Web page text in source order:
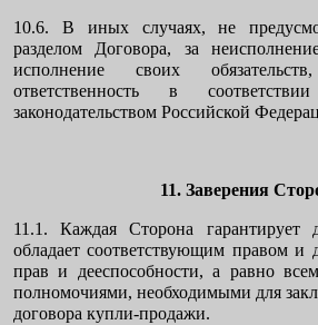
10.6. В иных случаях, не
разделом Договора, за
исполнение своих
ответственность в
законодательством Российской
11. Заверения
11.1. Каждая Сторона гарантирует
обладает соответствующим правом и
прав и дееспособности, а равно
полномочиями, необходимыми для
договора купли-продажи.